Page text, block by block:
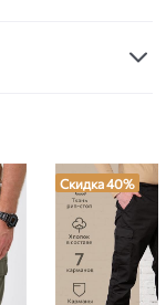
Скидка 40%